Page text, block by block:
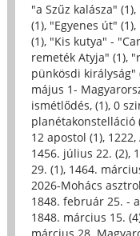
"a Szűz kalásza" (1),
(1), "Egyenes út" (1),
(1), "Kis kutya" -
remeték Atyja" (1),
pünkösdi királyság"
május 1-
ismétlődés, (1), 0
planétakonstelláció
12 apostol (1),
1456. július 22. (2),
29. (1), 1464.
2026-Mohács
1848. február 25. -
1848. március 15.